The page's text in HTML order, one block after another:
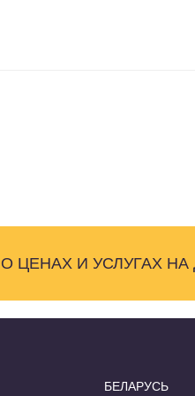
ЦЕНАХ И УСЛУГАХ
БЕЛАРУСЬ